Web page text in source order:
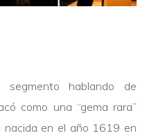
segmento hablando de
como una “gema rara”
nacida en el año 1619 en